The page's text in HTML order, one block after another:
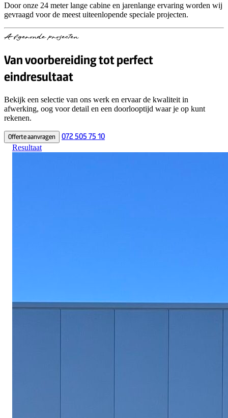
Door onze 24 meter lange cabine en jarenlange ervaring worden wij
gevraagd voor de meest uiteenlopende speciale projecten.
Afgeronde projecten
Van voorbereiding tot perfect
eindresultaat
Bekijk een selectie van ons werk en ervaar de kwaliteit in
afwerking, oog voor detail en een doorlooptijd waar je op kunt
rekenen.
Offerte aanvragen 072 505 75 10
Resultaat